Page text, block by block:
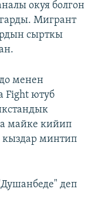
окуя болгон
Мигрант
сырткы
менен
Fight ютуб
майке кийип
кыздар минтип
деп